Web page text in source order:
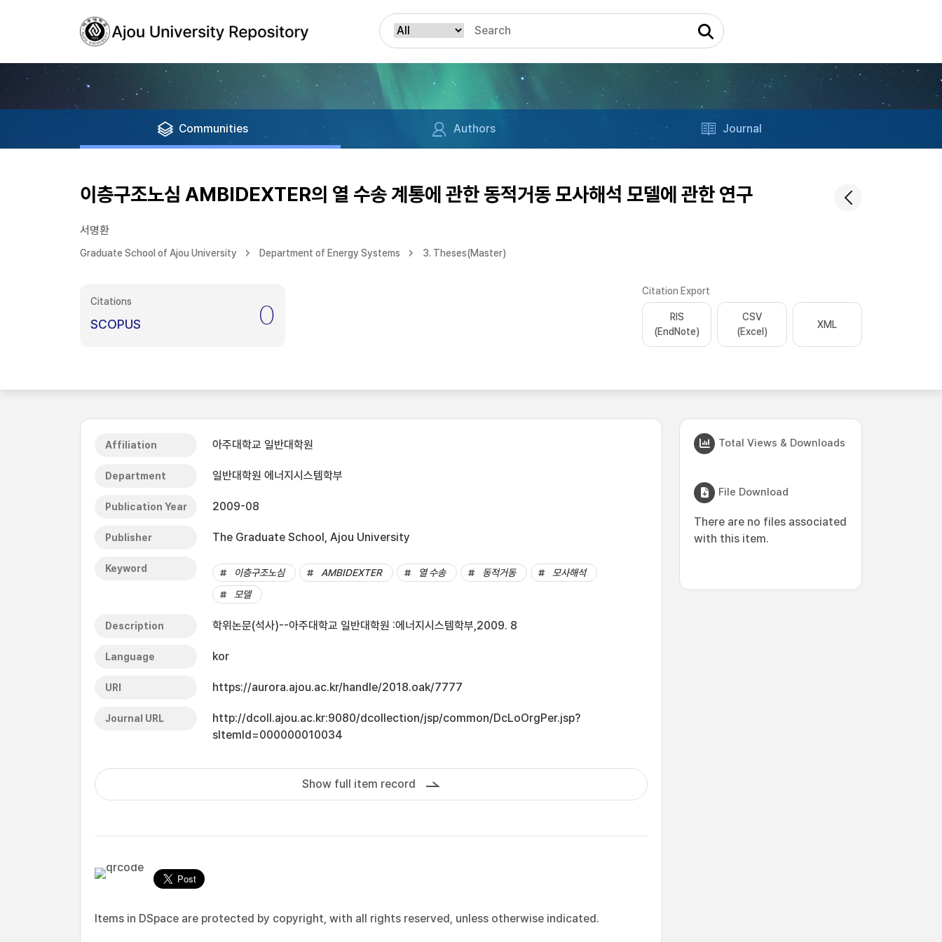
Communities Authors Journal
이층구조노심 AMBIDEXTER의 열 수송 계통에 관한 동적거동 모사해석 모델에 관한 연구
서명환
Graduate School of Ajou University Department of Energy Systems 3. Theses(Master)
Citations
SCOPUS 0
Citation Export
RIS
(EndNote)
CSV
(Excel)
XML
Affiliation 아주대학교 일반대학원
Department 일반대학원 에너지시스템학부
Publication Year 2009-08
Publisher The Graduate School, Ajou University
Keyword 이층구조노심 AMBIDEXTER 열 수송 동적거동
모사해석
모델
Description 학위논문(석사)--아주대학교 일반대학원 :에너지시스템학부,2009. 8
Language kor
URI https://aurora.ajou.ac.kr/handle/2018.oak/7777
Journal URL
http://dcoll.ajou.ac.kr:9080/dcollection/jsp/common/DcLoOrgPer.jsp?
sItemId=000000010034
Show full item record
Items in DSpace are protected by copyright, with all rights reserved, unless otherwise indicated.
Total Views & Downloads
File Download
There are no files associated
with this item.